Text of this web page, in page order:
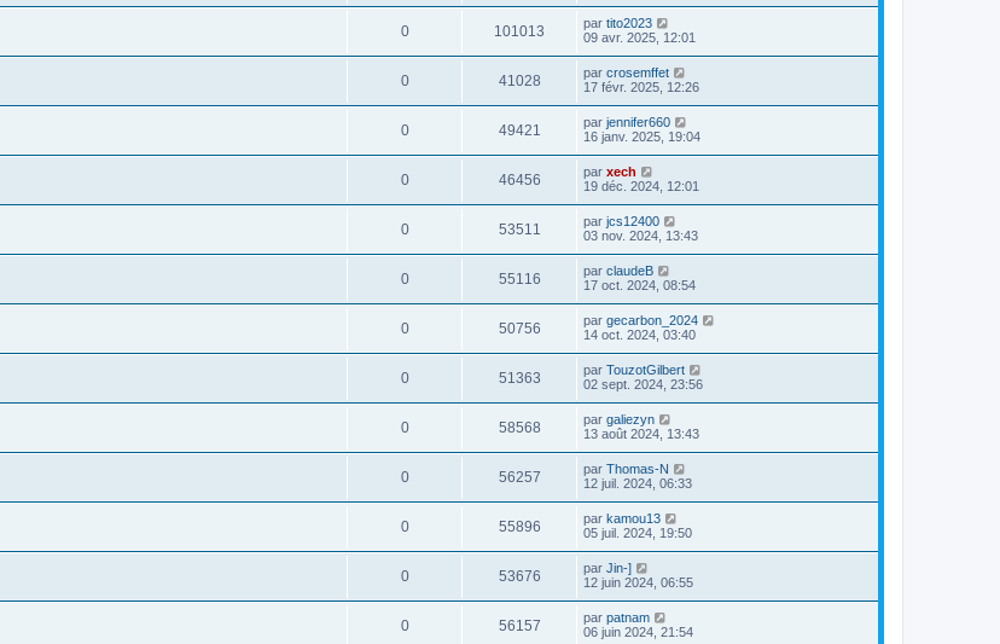
0 101013 par tito2023
09 avr. 2025, 12:01
0 41028 par crosemffet
17 févr. 2025, 12:26
0 49421 par jennifer660
16 janv. 2025, 19:04
0 46456 par xech
19 déc. 2024, 12:01
0 53511 par jcs12400
03 nov. 2024, 13:43
0 55116 par claudeB
17 oct. 2024, 08:54
0 50756 par gecarbon_2024
14 oct. 2024, 03:40
0 51363 par TouzotGilbert
02 sept. 2024, 23:56
0 58568 par galiezyn
13 août 2024, 13:43
0 56257 par Thomas-N
12 juil. 2024, 06:33
0 55896 par kamou13
05 juil. 2024, 19:50
0 53676 par Jin-]
12 juin 2024, 06:55
0 56157 par patnam
06 juin 2024, 21:54